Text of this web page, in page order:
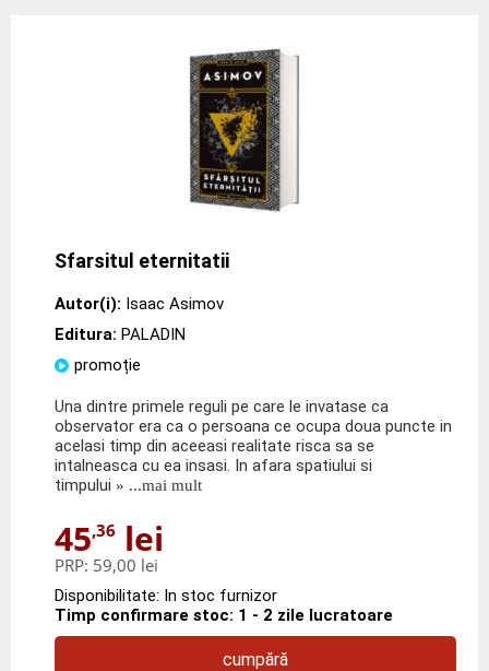
Sfarsitul eternitatii
Autor(i): Isaac Asimov
Editura: PALADIN
promoție
Una dintre primele reguli pe care le invatase ca
observator era ca o persoana ce ocupa doua puncte in
acelasi timp din aceeasi realitate risca sa se
intalneasca cu ea insasi. In afara spatiului si
timpului » ...mai mult
45,36 lei
PRP: 59,00 lei
Disponibilitate: In stoc furnizor
Timp confirmare stoc: 1 - 2 zile lucratoare
cumpără